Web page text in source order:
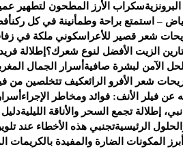
سكراب الأرز المطحون لتطهير
– استمتع براحة وطمأنينة في كل ركن
شعر قصير للأعراسكوني ملكة في
الزيت الأفضل لنوع شعرك؟ إطلالة
الآمن لبشرة صافية أسرار الجمال
شعر الأفرو الرائعكيف تتخلصين من
فيلر الأنف: فوائد ومخاطر الإجراء
إطلالة تجمع السحر والأناقة الليلية
الرئيسيةتجنبي هذه الأخطاء عند
أبرز المكونات الضارة والمفيدة بالكريمات